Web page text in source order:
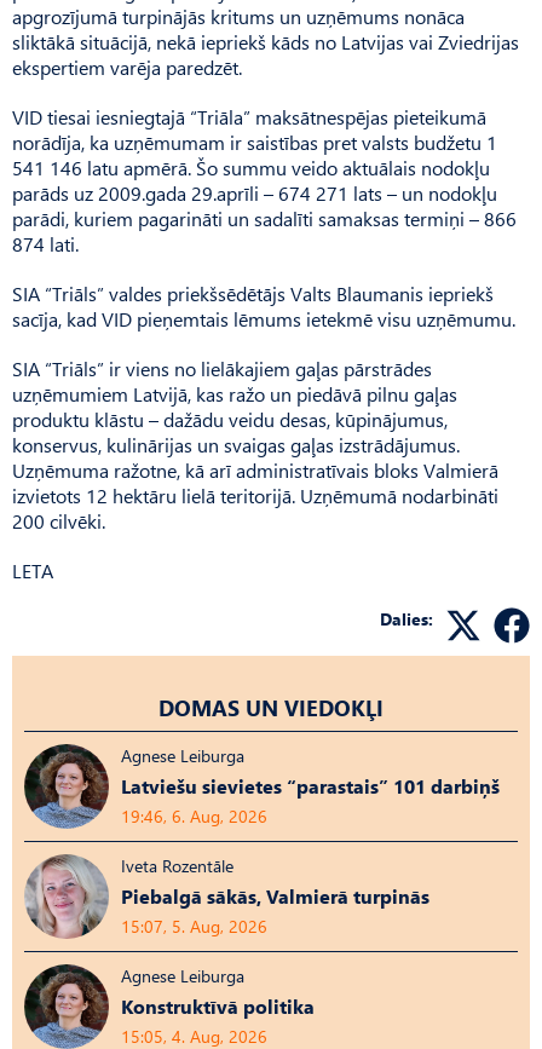
apgrozījumā turpinājās kritums un uzņēmums nonāca
sliktākā situācijā, nekā iepriekš kāds no Latvijas vai Zviedrijas
ekspertiem varēja paredzēt.
VID tiesai iesniegtajā “Triāla” maksātnespējas pieteikumā
norādīja, ka uzņēmumam ir saistības pret valsts budžetu 1
541 146 latu apmērā. Šo summu veido aktuālais nodokļu
parāds uz 2009.gada 29.aprīli – 674 271 lats – un nodokļu
parādi, kuriem pagarināti un sadalīti samaksas termiņi – 866
874 lati.
SIA “Triāls” valdes priekšsēdētājs Valts Blaumanis iepriekš
sacīja, kad VID pieņemtais lēmums ietekmē visu uzņēmumu.
SIA “Triāls” ir viens no lielākajiem gaļas pārstrādes
uzņēmumiem Latvijā, kas ražo un piedāvā pilnu gaļas
produktu klāstu – dažādu veidu desas, kūpinājumus,
konservus, kulinārijas un svaigas gaļas izstrādājumus.
Uzņēmuma ražotne, kā arī administratīvais bloks Valmierā
izvietots 12 hektāru lielā teritorijā. Uzņēmumā nodarbināti
200 cilvēki.
LETA
Dalies:
DOMAS UN VIEDOKĻI
Agnese Leiburga
Latviešu sievietes “parastais” 101 darbiņš
19:46, 6. Aug, 2026
Iveta Rozentāle
Piebalgā sākās, Valmierā turpinās
15:07, 5. Aug, 2026
Agnese Leiburga
Konstruktīvā politika
15:05, 4. Aug, 2026